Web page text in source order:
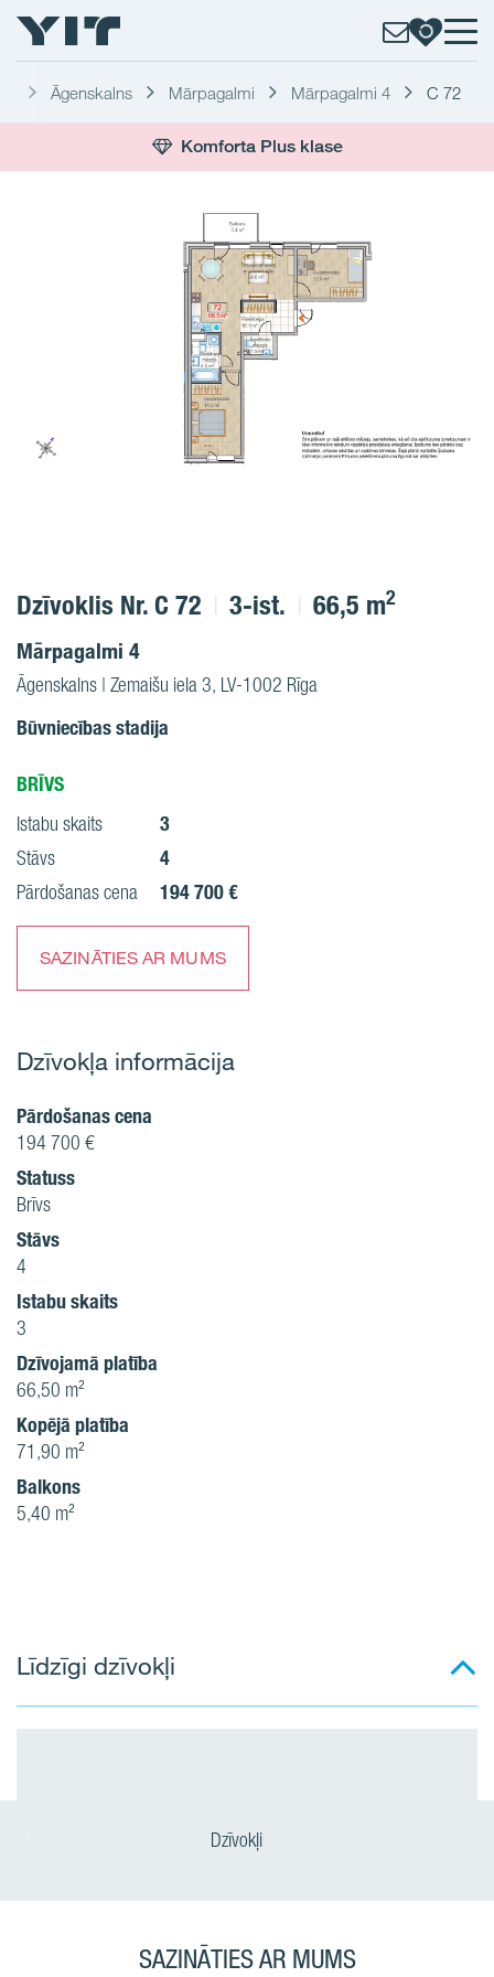
Āgenskalns Mārpagalmi Mārpagalmi 4 C 72
Komforta Plus klase
Dzīvoklis Nr. C 72 3-ist. 66,5 m2
Mārpagalmi 4
Āgenskalns | Zemaišu iela 3, LV-1002 Rīga
Būvniecības stadija
BRĪVS
Istabu skaits 3
Stāvs 4
Pārdošanas cena 194 700 €
SAZINĀTIES AR MUMS
Dzīvokļa informācija
Pārdošanas cena
194 700 €
Statuss
Brīvs
Stāvs
4
Istabu skaits
3
Dzīvojamā platība
66,50 m²
Kopējā platība
71,90 m²
Balkons
5,40 m²
Līdzīgi dzīvokļi
Dzīvokļi
SAZINĀTIES AR MUMS